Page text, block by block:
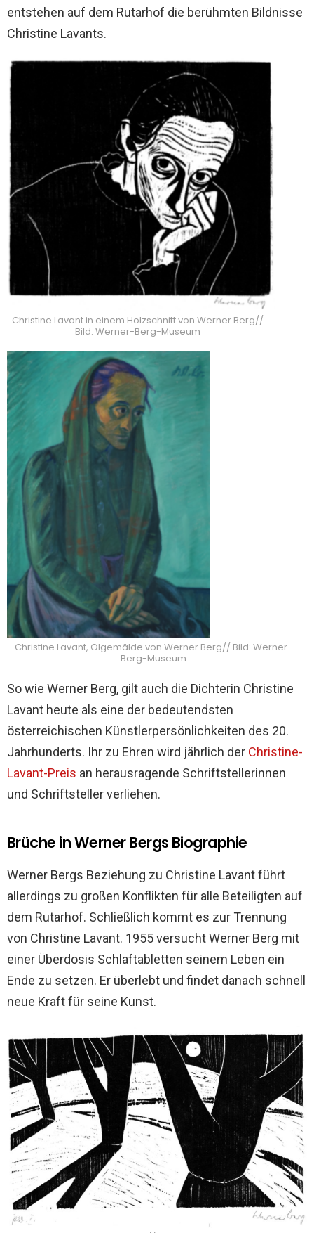
entstehen auf dem Rutarhof die berühmten Bildnisse
Christine Lavants.
Christine Lavant in einem Holzschnitt von Werner Berg//
Bild: Werner-Berg-Museum
Christine Lavant, Ölgemälde von Werner Berg// Bild: Werner-
Berg-Museum
So wie Werner Berg, gilt auch die Dichterin Christine
Lavant heute als eine der bedeutendsten
österreichischen Künstlerpersönlichkeiten des 20.
Jahrhunderts. Ihr zu Ehren wird jährlich der Christine-
Lavant-Preis an herausragende Schriftstellerinnen
und Schriftsteller verliehen.
Brüche in Werner Bergs Biographie
Werner Bergs Beziehung zu Christine Lavant führt
allerdings zu großen Konflikten für alle Beteiligten auf
dem Rutarhof. Schließlich kommt es zur Trennung
von Christine Lavant. 1955 versucht Werner Berg mit
einer Überdosis Schlaftabletten seinem Leben ein
Ende zu setzen. Er überlebt und findet danach schnell
neue Kraft für seine Kunst.